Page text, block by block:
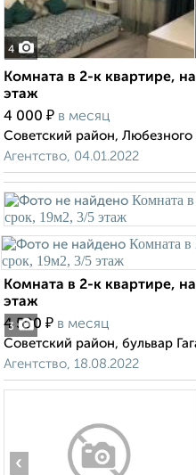
4
Комната в 2-к квартире,
этаж
4 000 ₽ в месяц
Советский район, Любезного
Агентство, 04.01.2022
3
Комната в 2-к квартире,
этаж
4 500 ₽ в месяц
Советский район, бульвар
Агентство, 18.08.2022
‹